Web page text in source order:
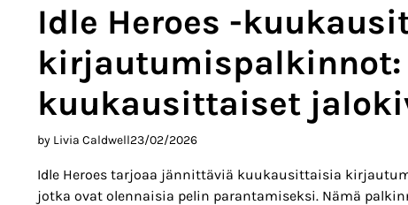
Idle Heroes -
kuukausittaiset
by Livia Caldwell23/02/2026
Idle Heroes tarjoaa jännittäviä kuukausittaisia
jotka ovat olennaisia pelin parantamiseksi. Nämä